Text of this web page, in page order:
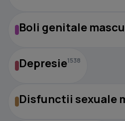
Boli genitale
Depresie1538
Disfunctii sexuale